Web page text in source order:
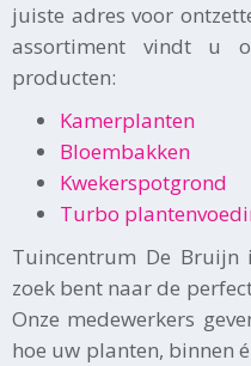
juiste adres voor
assortiment vindt u
producten:
Kamerplanten
Bloembakken
Kwekerspotgrond
Turbo
Tuincentrum De
zoek bent naar de
Onze medewerkers
hoe uw planten, binnen